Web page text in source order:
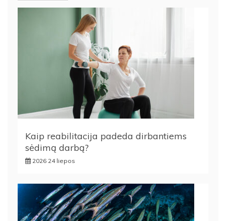
Kaip reabilitacija padeda dirbantiems
sėdimą darbą?
2026 24 liepos